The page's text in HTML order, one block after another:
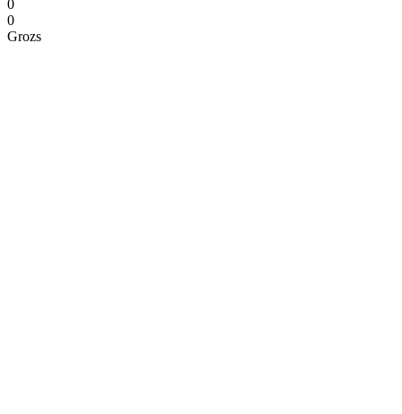
0
0
Grozs